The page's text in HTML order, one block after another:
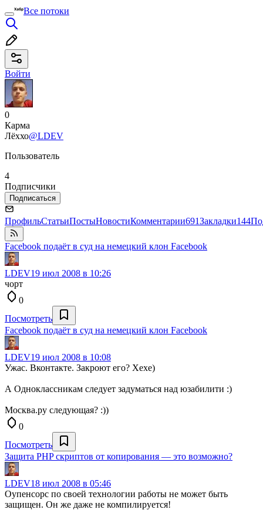
Все потоки
Войти
0
Карма
Лёххо@LDEV
Пользователь
4
Подписчики
Подписаться
ПрофильСтатьиПостыНовостиКомментарии691Закладки144
Facebook подаёт в суд на немецкий клон Facebook
LDEV19 июл 2008 в 10:26
чорт
0
Посмотреть
Facebook подаёт в суд на немецкий клон Facebook
LDEV19 июл 2008 в 10:08
Ужас. Вконтакте. Закроют его? Хехе)
А Одноклассникам следует задуматься над юзабилити :)
Москва.ру следующая? :))
0
Посмотреть
Защита PHP скриптов от копирования — это возможно?
LDEV18 июл 2008 в 05:46
Оупенсорс по своей технологии работы не может быть
защищен. Он же даже не компилируется!